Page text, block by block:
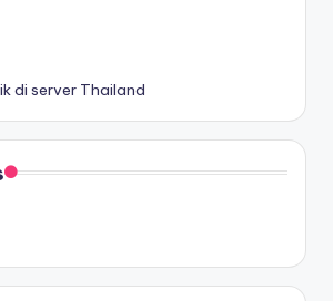
di server Thailand